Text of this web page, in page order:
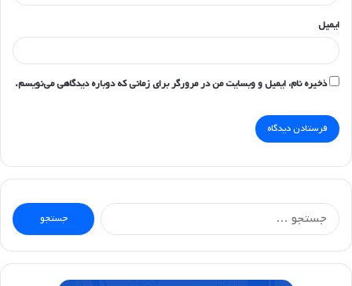
ایمیل
ذخیره نام، ایمیل و وبسایت من در مرورگر برای زمانی که دوباره دیدگاهی می‌نویسم.
جستجو
برای: